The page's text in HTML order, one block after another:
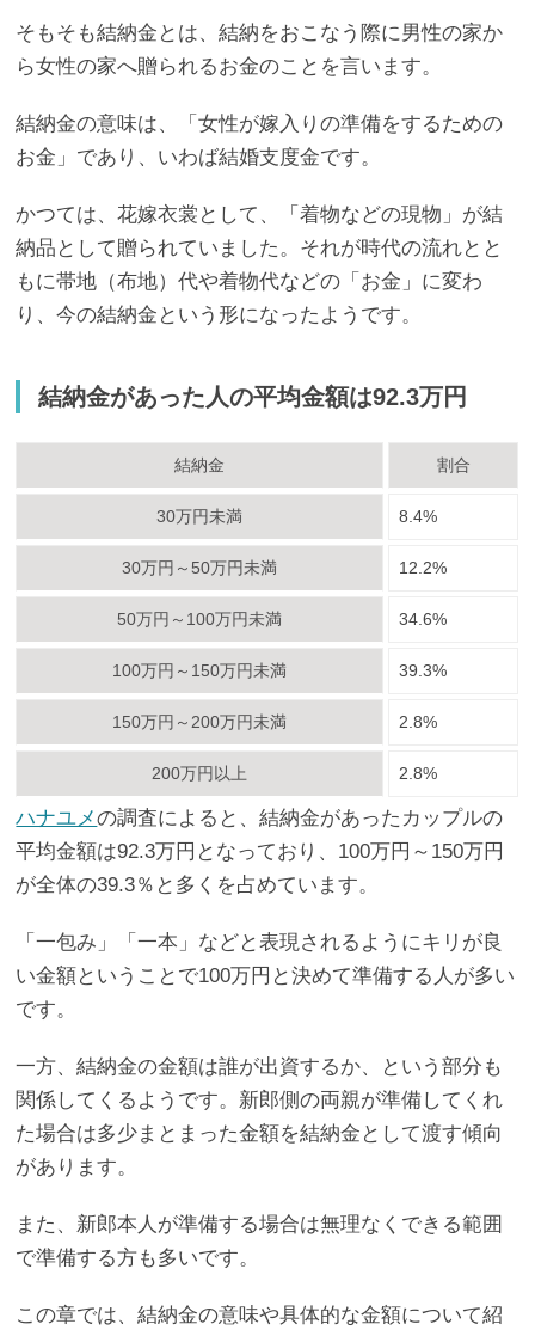
そもそも結納金とは、結納をおこなう際に男性の家か
ら女性の家へ贈られるお金のことを言います。
結納金の意味は、「女性が嫁入りの準備をするための
お金」であり、いわば結婚支度金です。
かつては、花嫁衣裳として、「着物などの現物」が結
納品として贈られていました。それが時代の流れとと
もに帯地（布地）代や着物代などの「お金」に変わ
り、今の結納金という形になったようです。
結納金があった人の平均金額は92.3万円
結納金 割合
30万円未満 8.4%
30万円～50万円未満 12.2%
50万円～100万円未満 34.6%
100万円～150万円未満 39.3%
150万円～200万円未満 2.8%
200万円以上 2.8%
ハナユメの調査によると、結納金があったカップルの
平均金額は92.3万円となっており、100万円～150万円
が全体の39.3％と多くを占めています。
「一包み」「一本」などと表現されるようにキリが良
い金額ということで100万円と決めて準備する人が多い
です。
一方、結納金の金額は誰が出資するか、という部分も
関係してくるようです。新郎側の両親が準備してくれ
た場合は多少まとまった金額を結納金として渡す傾向
があります。
また、新郎本人が準備する場合は無理なくできる範囲
で準備する方も多いです。
この章では、結納金の意味や具体的な金額について紹